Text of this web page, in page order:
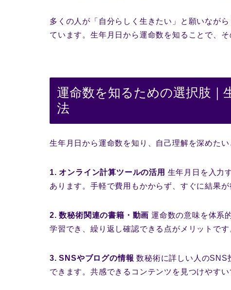
多くの人が「自分らしく生きたい」と願いなが
ています。生年月日から運命数を知ることで、
運命数を知るための選択肢｜
法
生年月日から運命数を知り、自己理解を深めた
1. オンライン計算ツールの活用 生年月日を入力
あります。手軽で費用もかからず、すぐに結果が
2. 数秘術関連の書籍・動画 運命数の意味を体系
学習でき、繰り返し確認できる点がメリットです
3. SNSやブログの情報 数秘術に詳しい人のSNS
できます。共感できるコンテンツを見つけやすい